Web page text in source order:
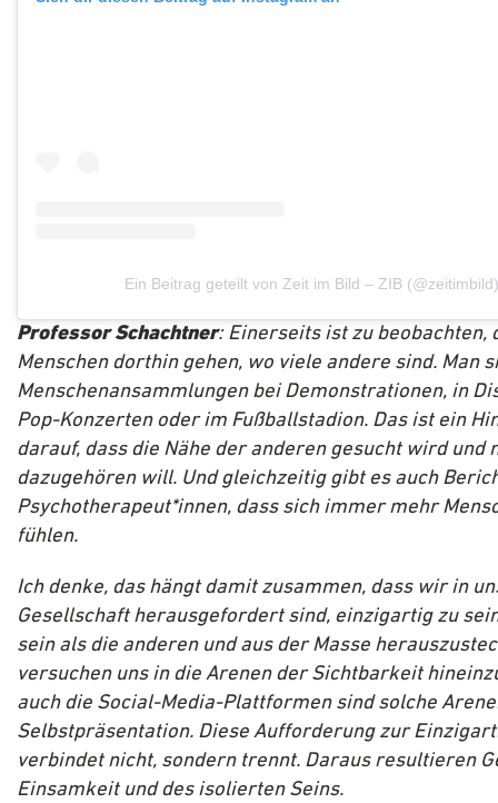
Ein Beitrag geteilt von Zeit im Bild – ZIB (@zeitimbild)
Professor Schachtner: Einerseits ist zu beobachten,
Menschen dorthin gehen, wo viele andere sind. Man
Menschenansammlungen bei Demonstrationen, in
Pop-Konzerten oder im Fußballstadion. Das ist ein
darauf, dass die Nähe der anderen gesucht wird und
dazugehören will. Und gleichzeitig gibt es auch
Psychotherapeut*innen, dass sich immer mehr
fühlen.
Ich denke, das hängt damit zusammen, dass wir in
Gesellschaft herausgefordert sind, einzigartig zu
sein als die anderen und aus der Masse
versuchen uns in die Arenen der Sichtbarkeit
auch die Social-Media-Plattformen sind solche
Selbstpräsentation. Diese Aufforderung zur
verbindet nicht, sondern trennt. Daraus resultieren
Einsamkeit und des isolierten Seins.